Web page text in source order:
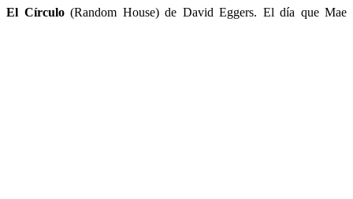
El Círculo(Random House) de David Eggers. El día que Mae